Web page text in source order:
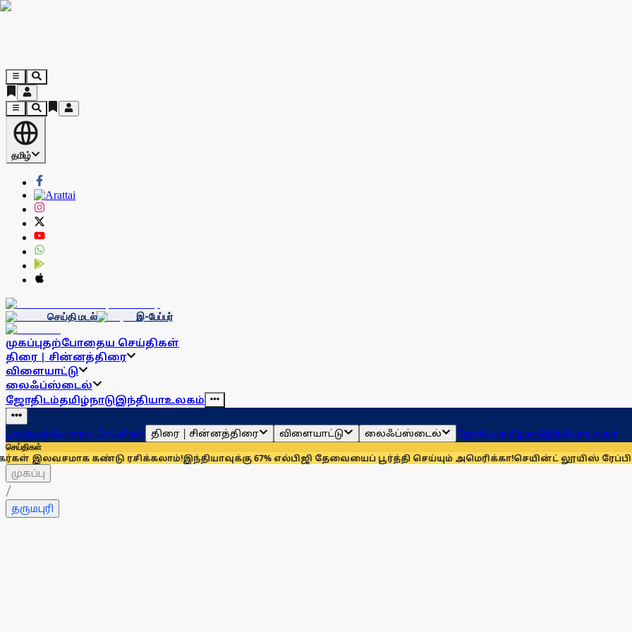
தமிழ்
செய்தி மடல் இ-பேப்பர்
முகப்புதற்போதைய செய்திகள்
திரை | சின்னத்திரை
விளையாட்டு
லைஃப்ஸ்டைல்
ஜோதிடம்தமிழ்நாடுஇந்தியாஉலகம்
முகப்புதற்போதைய செய்திகள் திரை | சின்னத்திரை விளையாட்டு லைஃப்ஸ்டைல் ஜோதிடம்தமிழ்நாடுஇந்தியாஉலகம்
செய்திகள்
கண்டு ரசிக்கலாம்! இந்தியாவுக்கு 67% எல்பிஜி தேவையைப் பூர்த்தி செய்யும் அமெரிக்கா!செயின்ட் லூயிஸ் ரேப்பிட்-
முகப்பு
/
தருமபுரி